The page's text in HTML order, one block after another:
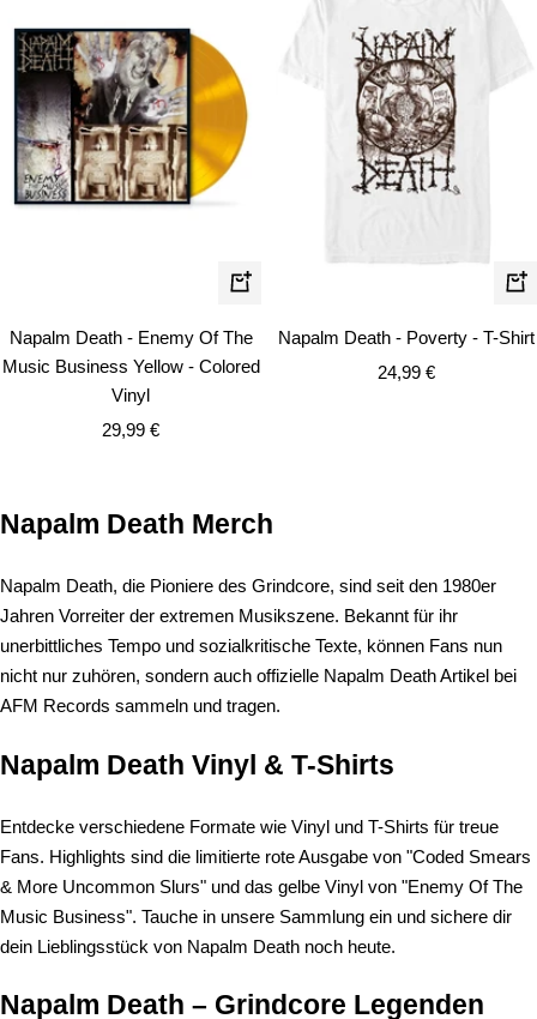
In
Warenkorb
Napalm Death - Enemy Of The
Music Business Yellow - Colored
Vinyl
Angebotspreis
29,99 €
Napalm Death - Poverty - T-Shirt
Angebotspreis
24,99 €
Napalm Death Merch
Napalm Death, die Pioniere des Grindcore, sind seit den 1980er
Jahren Vorreiter der extremen Musikszene. Bekannt für ihr
unerbittliches Tempo und sozialkritische Texte, können Fans nun
nicht nur zuhören, sondern auch offizielle Napalm Death Artikel bei
AFM Records sammeln und tragen.
Napalm Death Vinyl & T-Shirts
Entdecke verschiedene Formate wie Vinyl und T-Shirts für treue
Fans. Highlights sind die limitierte rote Ausgabe von "Coded Smears
& More Uncommon Slurs" und das gelbe Vinyl von "Enemy Of The
Music Business". Tauche in unsere Sammlung ein und sichere dir
dein Lieblingsstück von Napalm Death noch heute.
Napalm Death – Grindcore Legenden